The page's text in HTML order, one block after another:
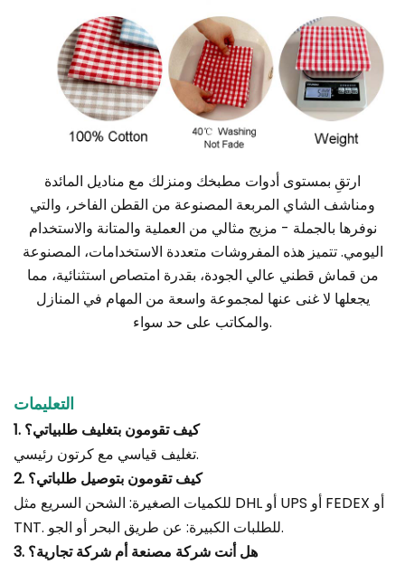
ارتقِ بمستوى أدوات مطبخك ومنزلك مع مناديل المائدة
ومناشف الشاي المربعة المصنوعة من القطن الفاخر، والتي
نوفرها بالجملة - مزيج مثالي من العملية والمتانة والاستخدام
اليومي. تتميز هذه المفروشات متعددة الاستخدامات، المصنوعة
من قماش قطني عالي الجودة، بقدرة امتصاص استثنائية، مما
يجعلها لا غنى عنها لمجموعة واسعة من المهام في المنازل
والمكاتب على حد سواء.
التعليمات
1. كيف تقومون بتغليف طلبياتي؟
تغليف قياسي مع كرتون رئيسي.
2. كيف تقومون بتوصيل طلباتي؟
للكميات الصغيرة: الشحن السريع مثل DHL أو UPS أو FEDEX أو
TNT. للطلبات الكبيرة: عن طريق البحر أو الجو.
3. هل أنت شركة مصنعة أم شركة تجارية؟